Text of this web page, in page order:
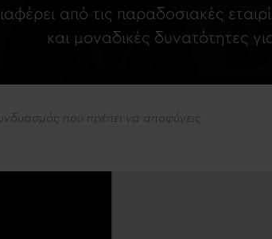
από τις παραδοσιακές
και μοναδικές δυνατότητες
που πρέπει να αποφύγεις